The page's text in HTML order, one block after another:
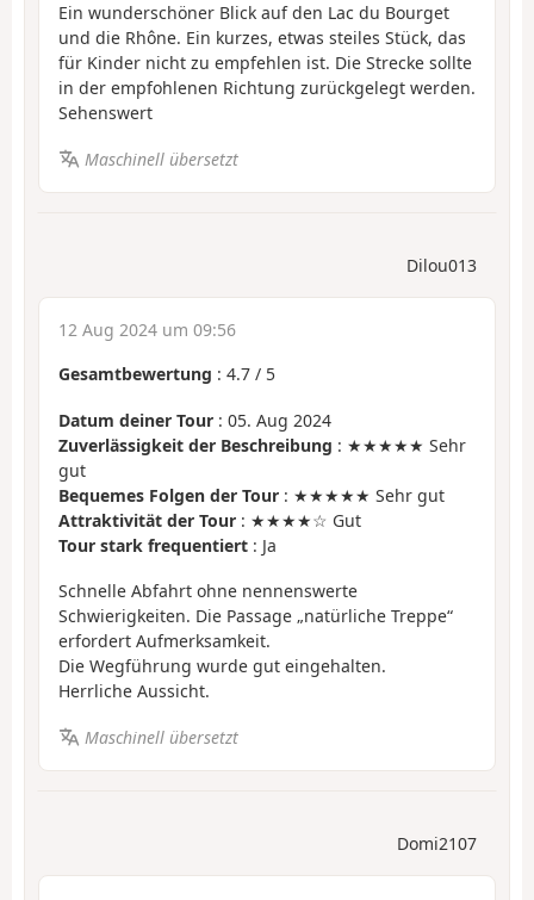
Ein wunderschöner Blick auf den Lac du Bourget
und die Rhône. Ein kurzes, etwas steiles Stück, das
für Kinder nicht zu empfehlen ist. Die Strecke sollte
in der empfohlenen Richtung zurückgelegt werden.
Sehenswert
Maschinell übersetzt
Dilou013
12 Aug 2024 um 09:56
Gesamtbewertung : 4.7 / 5
Datum deiner Tour : 05. Aug 2024
Zuverlässigkeit der Beschreibung : ★★★★★ Sehr
gut
Bequemes Folgen der Tour : ★★★★★ Sehr gut
Attraktivität der Tour : ★★★★☆ Gut
Tour stark frequentiert : Ja
Schnelle Abfahrt ohne nennenswerte
Schwierigkeiten. Die Passage „natürliche Treppe“
erfordert Aufmerksamkeit.
Die Wegführung wurde gut eingehalten.
Herrliche Aussicht.
Maschinell übersetzt
Domi2107